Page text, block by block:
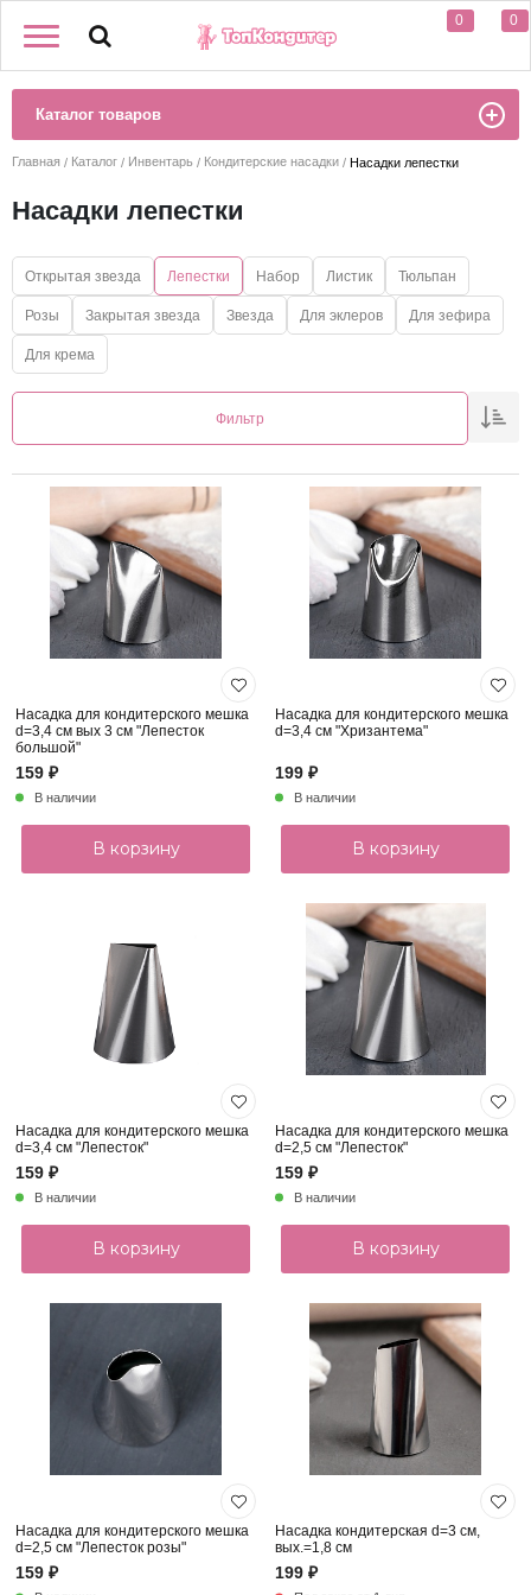
0 0
Каталог товаров
Главная Каталог Инвентарь Кондитерские насадки Насадки лепестки
Насадки лепестки
Открытая звезда Лепестки Набор Листик Тюльпан
Розы Закрытая звезда Звезда Для эклеров Для зефира
Для крема
Фильтр
Насадка для кондитерского мешка
d=3,4 см вых 3 см "Лепесток
большой"
159 ₽
В наличии
В корзину
Насадка для кондитерского мешка
d=3,4 см "Хризантема"
199 ₽
В наличии
В корзину
Насадка для кондитерского мешка
d=3,4 см "Лепесток"
159 ₽
В наличии
В корзину
Насадка для кондитерского мешка
d=2,5 см "Лепесток"
159 ₽
В наличии
В корзину
Насадка для кондитерского мешка
d=2,5 см "Лепесток розы"
159 ₽
Насадка кондитерская d=3 см,
вых.=1,8 см
199 ₽